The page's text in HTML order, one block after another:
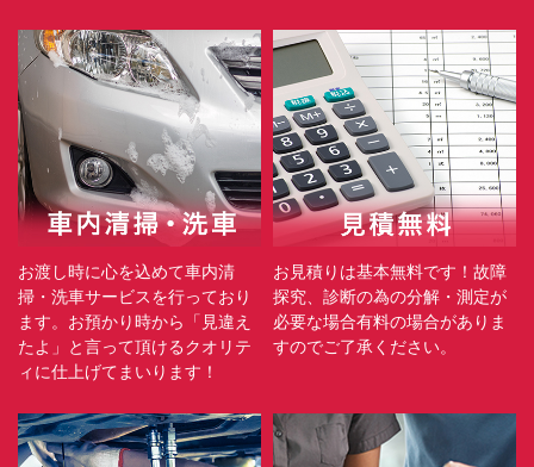
お渡し時に心を込めて車内清
掃・洗車サービスを行っており
ます。お預かり時から「見違え
たよ」と言って頂けるクオリテ
ィに仕上げてまいります！
お見積りは基本無料です！故障
探究、診断の為の分解・測定が
必要な場合有料の場合がありま
すのでご了承ください。